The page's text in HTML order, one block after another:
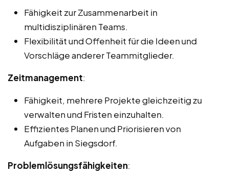
Fähigkeit zur Zusammenarbeit in
multidisziplinären Teams.
Flexibilität und Offenheit für die Ideen und
Vorschläge anderer Teammitglieder.
Zeitmanagement:
Fähigkeit, mehrere Projekte gleichzeitig zu
verwalten und Fristen einzuhalten.
Effizientes Planen und Priorisieren von
Aufgaben in Siegsdorf.
Problemlösungsfähigkeiten: